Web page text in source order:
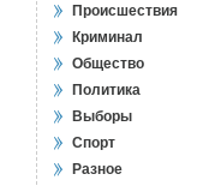
Происшествия
Криминал
Общество
Политика
Выборы
Спорт
Разное